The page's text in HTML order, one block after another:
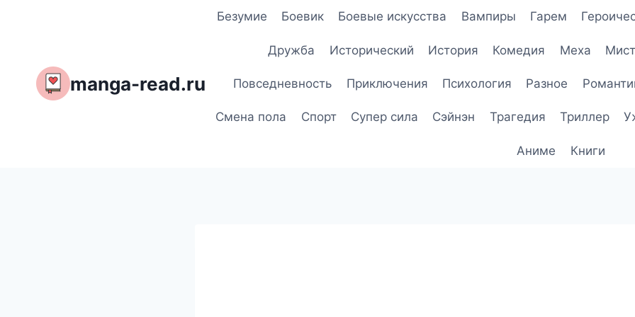
manga-read.ru
Безумие Боевик Боевые искусства Вампиры Гарем
Дружба Исторический История Комедия Меха
Повседневность Приключения Психология Разное
Смена пола Спорт Супер сила Сэйнэн Трагедия Триллер
Аниме Книги